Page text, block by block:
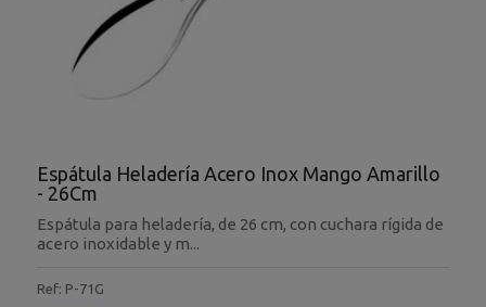
Espátula Heladería Acero Inox Mango Amarillo
- 26Cm
Espátula para heladería, de 26 cm, con cuchara rígida de
acero inoxidable y m...
Ref: P-71G